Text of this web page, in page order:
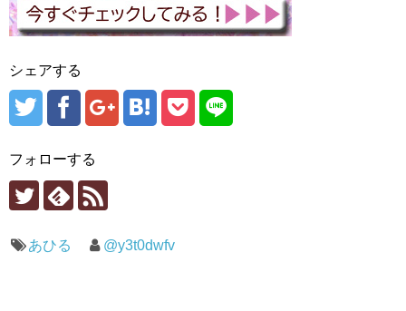
シェアする
フォローする
あひる @y3t0dwfv